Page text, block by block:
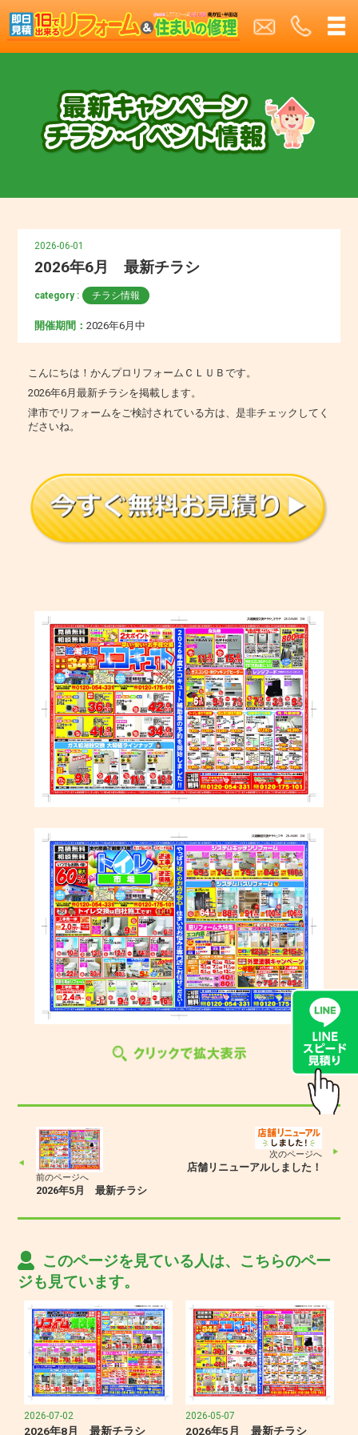
2026-06-01
2026年6月 最新チラシ
category : チラシ情報
開催期間： 2026年6月中
こんにちは！かんプロリフォームＣＬＵＢです。
2026年6月最新チラシを掲載します。
津市でリフォームをご検討されている方は、是非チェックしてく
ださいね。
前のページへ
2026年5月 最新チラシ
次のページへ
店舗リニューアルしました！
このページを見ている人は、こちらのペー
ジも見ています。
2026-07-02
2026年8月 最新チラシ
2026-05-07
2026年5月 最新チラシ